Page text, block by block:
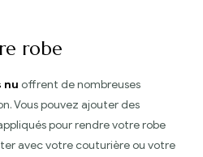
robe
nu offrent de nombreuses
Vous pouvez ajouter des
pour rendre votre robe
avec votre couturière ou votre